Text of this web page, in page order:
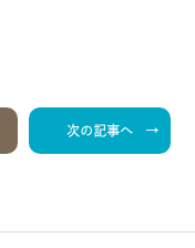
次の記事へ